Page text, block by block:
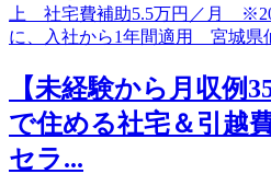
【未経験から月収例
で住める社宅＆引越
セラ...